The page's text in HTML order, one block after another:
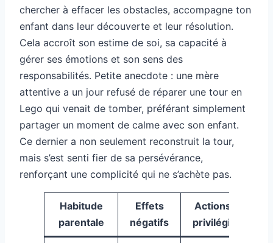
chercher à effacer les obstacles, accompagne ton
enfant dans leur découverte et leur résolution.
Cela accroît son estime de soi, sa capacité à
gérer ses émotions et son sens des
responsabilités. Petite anecdote : une mère
attentive a un jour refusé de réparer une tour en
Lego qui venait de tomber, préférant simplement
partager un moment de calme avec son enfant.
Ce dernier a non seulement reconstruit la tour,
mais s’est senti fier de sa persévérance,
renforçant une complicité qui ne s’achète pas.
Habitude
parentale
Effets
négatifs
Actions à
privilégier